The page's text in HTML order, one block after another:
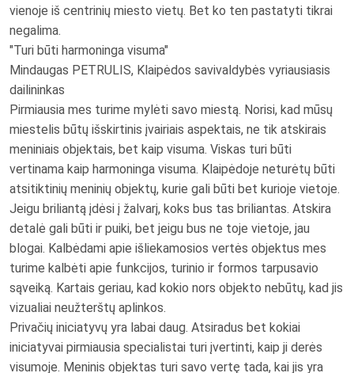
vienoje iš centrinių miesto vietų. Bet ko ten pastatyti tikrai
negalima.
"Turi būti harmoninga visuma"
Mindaugas PETRULIS, Klaipėdos savivaldybės vyriausiasis
dailininkas
Pirmiausia mes turime mylėti savo miestą. Norisi, kad mūsų
miestelis būtų išskirtinis įvairiais aspektais, ne tik atskirais
meniniais objektais, bet kaip visuma. Viskas turi būti
vertinama kaip harmoninga visuma. Klaipėdoje neturėtų būti
atsitiktinių meninių objektų, kurie gali būti bet kurioje vietoje.
Jeigu briliantą įdėsi į žalvarį, koks bus tas briliantas. Atskira
detalė gali būti ir puiki, bet jeigu bus ne toje vietoje, jau
blogai. Kalbėdami apie išliekamosios vertės objektus mes
turime kalbėti apie funkcijos, turinio ir formos tarpusavio
sąveiką. Kartais geriau, kad kokio nors objekto nebūtų, kad jis
vizualiai neužterštų aplinkos.
Privačių iniciatyvų yra labai daug. Atsiradus bet kokiai
iniciatyvai pirmiausia specialistai turi įvertinti, kaip ji derės
visumoje. Meninis objektas turi savo vertę tada, kai jis yra